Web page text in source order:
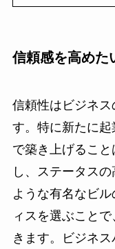
信頼感を高めた
信頼性はビジネ
す。特に新たに
で築き上げるこ
し、ステータス
ような有名なビ
ィスを選ぶこと
きます。ビジネ